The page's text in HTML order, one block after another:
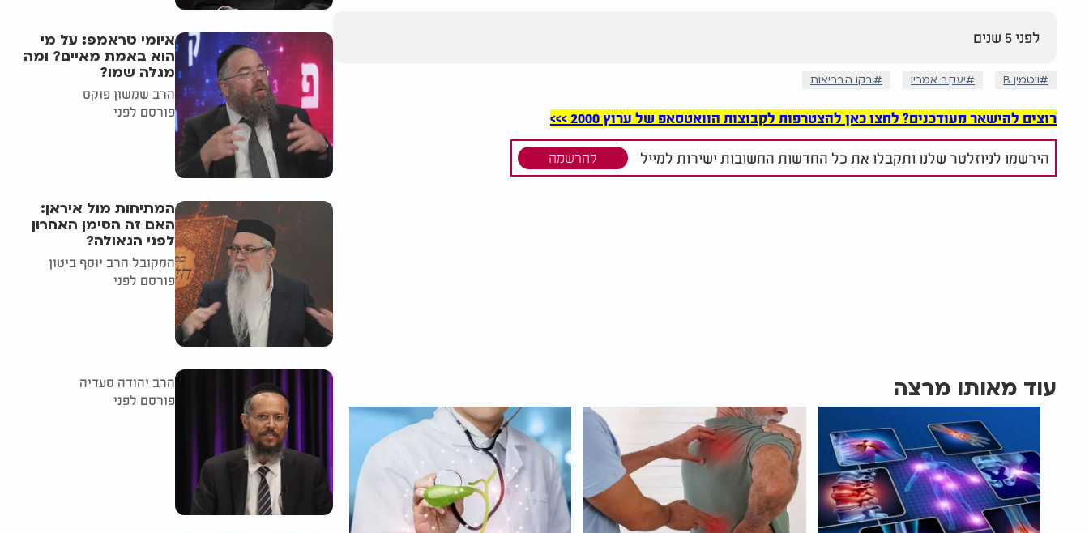
לפני 5 שנים
ויטמין B יעקב אמריו בקו הבריאות
רוצים להישאר מעודכנים? לחצו כאן להצטרפות לקבוצות הוואטסאפ של ערוץ 2000 >>>
הירשמו לניוזלטר שלנו ותקבלו את כל החדשות החשובות ישירות למייל להרשמה
עוד מאותו מרצה
איומי טראמפ: על מי
הוא באמת מאיים? ומה
מגלה שמו?
הרב שמשון פוקס
פורסם לפני
המתיחות מול איראן:
האם זה הסימן האחרון
לפני הגאולה?
המקובל הרב יוסף ביטון
פורסם לפני
הרב יהודה סעדיה
פורסם לפני